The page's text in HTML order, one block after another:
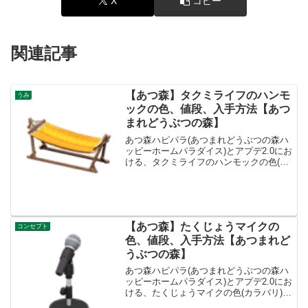
関連記事
うみ
【あつ森】タクミライフのハンモ
ックの色、値段、入手方法【あつ
まれどうぶつの森】
あつ森ハピパラ(あつまれどうぶつの森ハ
ッピーホームパラダイス)とアプデ2.0にお
ける、タクミライフのハンモックの色(カ
コンセプト
【あつ森】たくじょうマイクの
色、値段、入手方法【あつまれど
うぶつの森】
あつ森ハピパラ(あつまれどうぶつの森ハ
ッピーホームパラダイス)とアプデ2.0にお
ける、たくじょうマイクの色(カラバリ)と